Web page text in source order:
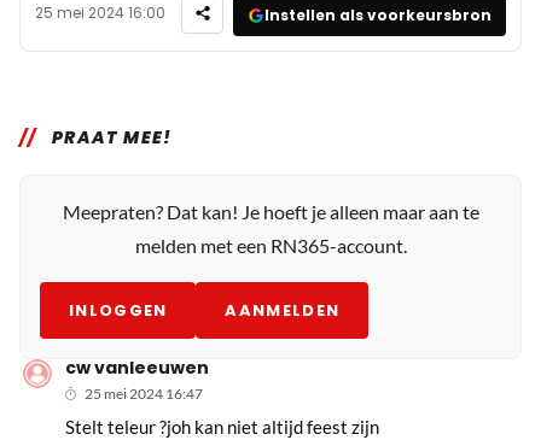
25 mei 2024 16:00 Instellen als voorkeursbron
PRAAT MEE!
Meepraten? Dat kan! Je hoeft je alleen maar aan te
melden met een RN365-account.
INLOGGEN AANMELDEN
cw vanleeuwen
25 mei 2024 16:47
Stelt teleur ?joh kan niet altijd feest zijn